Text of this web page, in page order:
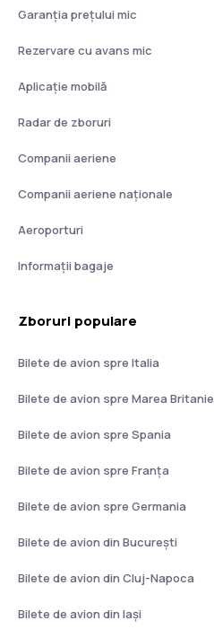
Garanția prețului mic
Rezervare cu avans mic
Aplicație mobilă
Radar de zboruri
Companii aeriene
Companii aeriene naţionale
Aeroporturi
Informații bagaje
Zboruri populare
Bilete de avion spre Italia
Bilete de avion spre Marea Britanie
Bilete de avion spre Spania
Bilete de avion spre Franţa
Bilete de avion spre Germania
Bilete de avion din București
Bilete de avion din Cluj-Napoca
Bilete de avion din Iași